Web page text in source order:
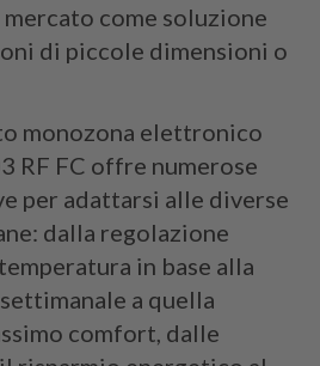
come soluzione
di piccole dimensioni o
monozona elettronico
RF FC offre numerose
per adattarsi alle diverse
dalla regolazione
in base alla
a quella
comfort, dalle